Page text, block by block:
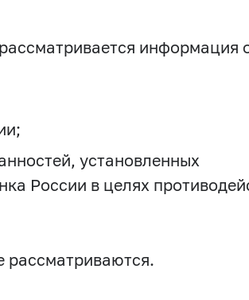
информация
установленных
России в целях
рассматриваются.